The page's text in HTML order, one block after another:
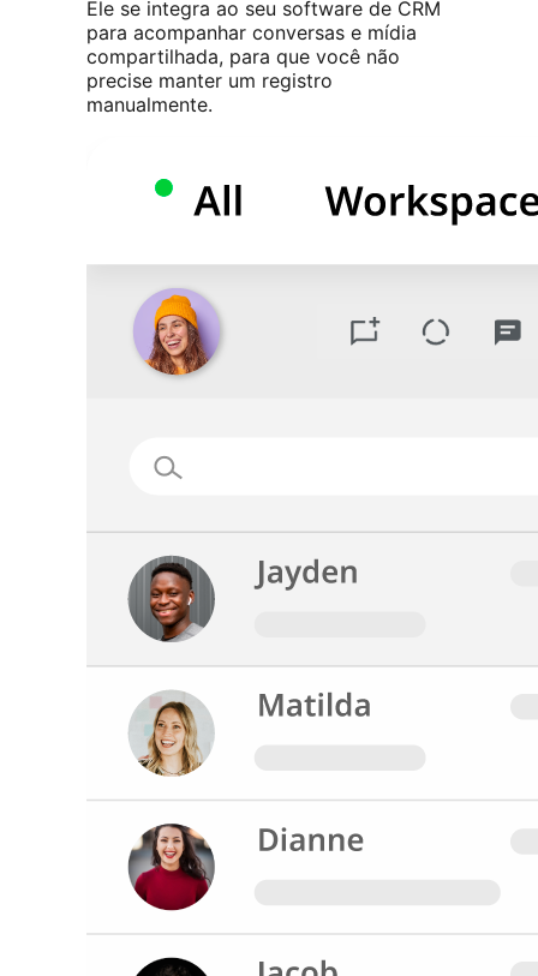
Ele se integra ao seu software de CRM
para acompanhar conversas e mídia
compartilhada, para que você não
precise manter um registro
manualmente.